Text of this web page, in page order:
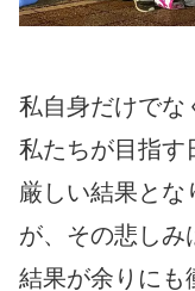
私自身だけでな
私たちが目指す
厳しい結果とな
が、その悲しみ
結果が余りにも